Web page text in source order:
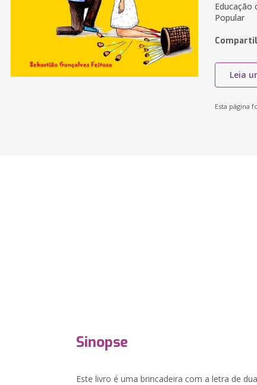
Educação
Popular
Leia
Esta página
Sinopse
Este livro é uma brincadeira com a letra de